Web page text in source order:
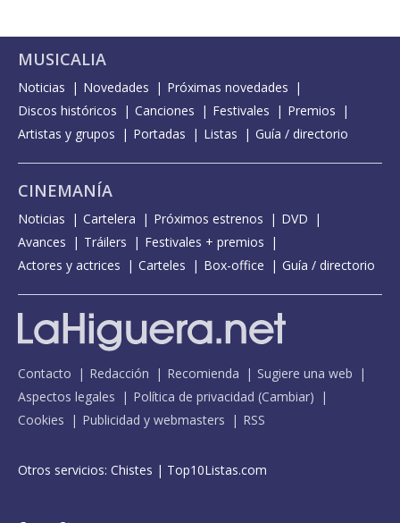
MUSICALIA
Noticias Novedades
Próximas novedades
Discos históricos
Canciones Festivales
Premios
Artistas y grupos
Portadas Listas Guía / directorio
CINEMANÍA
Noticias Cartelera Próximos estrenos
DVD
Avances
Tráilers
Festivales + premios
Actores y actrices
Carteles Box-office Guía / directorio
Contacto Redacción Recomienda
Sugiere una web
Aspectos legales
Política de privacidad (Cambiar)
Cookies
Publicidad y webmasters RSS
Otros servicios: Chistes | Top10Listas.com